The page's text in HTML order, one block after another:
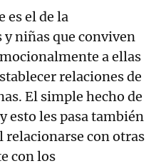
es el de la
y niñas que conviven
a ellas
relaciones de
El simple hecho de
esto les pasa también
relacionarse con otras
con los